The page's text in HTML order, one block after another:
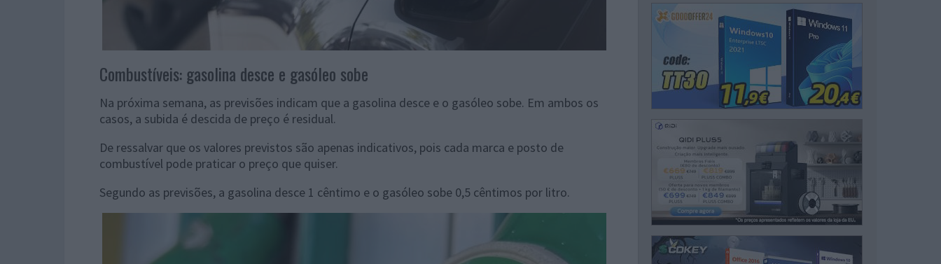
Combustíveis: gasolina desce e gasóleo sobe
Na próxima semana, as previsões indicam que a gasolina desce e o gasóleo sobe. Em ambos os
casos, a subida é descida de preço é residual.
De ressalvar que os valores previstos são apenas indicativos, pois cada marca e posto de
combustível pode praticar o preço que quiser.
Segundo as previsões, a gasolina desce 1 cêntimo e o gasóleo sobe 0,5 cêntimos por litro.